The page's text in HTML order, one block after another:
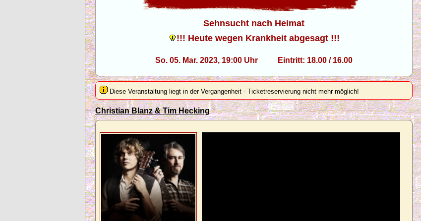
Sehnsucht nach Heimat
!!! Heute wegen Krankheit abgesagt !!!
So. 05. Mar. 2023, 19:00 Uhr Eintritt: 18.00 / 16.00
Diese Veranstaltung liegt in der Vergangenheit - Ticketreservierung nicht mehr möglich!
Christian Blanz & Tim Hecking